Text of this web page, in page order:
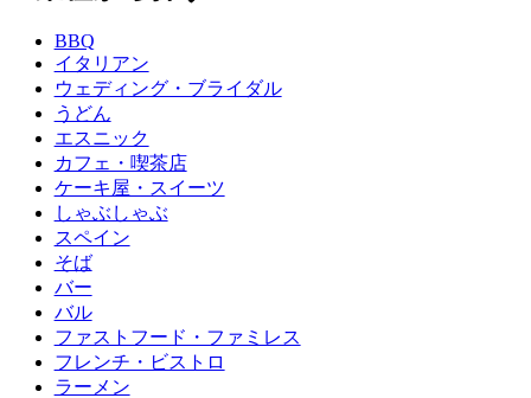
BBQ
イタリアン
ウェディング・ブライダル
うどん
エスニック
カフェ・喫茶店
ケーキ屋・スイーツ
しゃぶしゃぶ
スペイン
そば
バー
バル
ファストフード・ファミレス
フレンチ・ビストロ
ラーメン